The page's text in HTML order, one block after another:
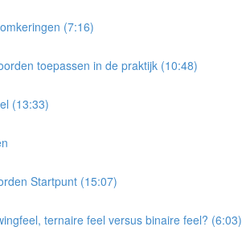
(7:16)
toepassen in de praktijk (10:48)
(13:33)
Startpunt (15:07)
ternaire feel versus binaire feel? (6:03)